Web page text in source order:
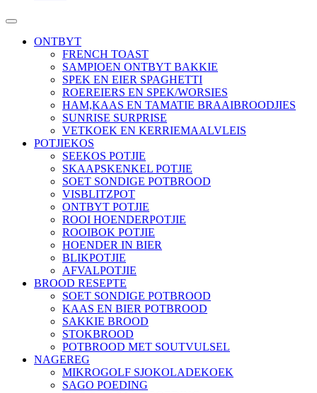
ONTBYT
FRENCH TOAST
SAMPIOEN ONTBYT BAKKIE
SPEK EN EIER SPAGHETTI
ROEREIERS EN SPEK/WORSIES
HAM,KAAS EN TAMATIE BRAAIBROODJIES
SUNRISE SURPRISE
VETKOEK EN KERRIEMAALVLEIS
POTJIEKOS
SEEKOS POTJIE
SKAAPSKENKEL POTJIE
SOET SONDIGE POTBROOD
VISBLITZPOT
ONTBYT POTJIE
ROOI HOENDERPOTJIE
ROOIBOK POTJIE
HOENDER IN BIER
BLIKPOTJIE
AFVALPOTJIE
BROOD RESEPTE
SOET SONDIGE POTBROOD
KAAS EN BIER POTBROOD
SAKKIE BROOD
STOKBROOD
POTBROOD MET SOUTVULSEL
NAGEREG
MIKROGOLF SJOKOLADEKOEK
SAGO POEDING